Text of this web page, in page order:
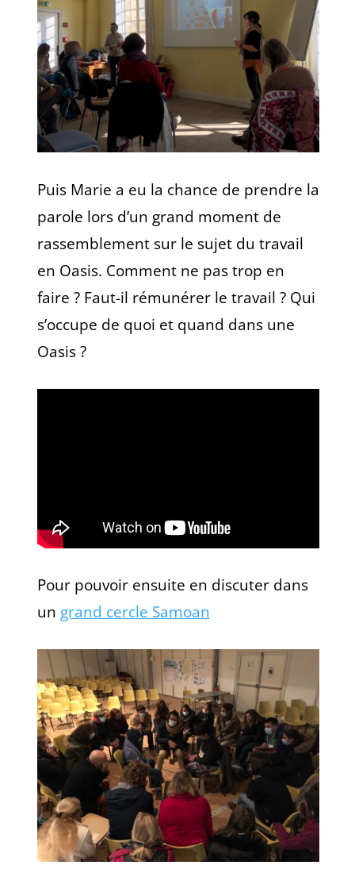
Puis Marie a eu la chance de prendre la
parole lors d’un grand moment de
rassemblement sur le sujet du travail
en Oasis. Comment ne pas trop en
faire ? Faut-il rémunérer le travail ? Qui
s’occupe de quoi et quand dans une
Oasis ?
Pour pouvoir ensuite en discuter dans
un grand cercle Samoan